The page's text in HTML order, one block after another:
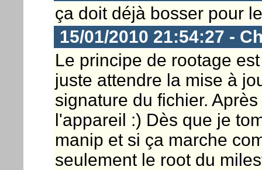
ça doit déjà bosser pour
15/01/2010 21:54:27 -
Le principe de rootage
juste attendre la mise à
signature du fichier.
l'appareil :) Dès que je
manip et si ça marche
seulement le root du